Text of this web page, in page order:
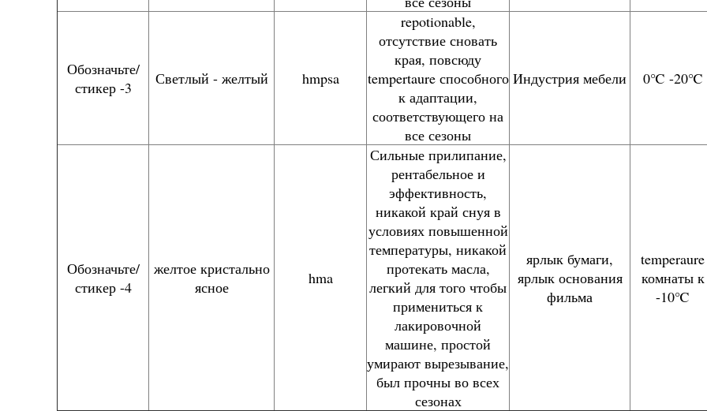
Обозначьте/
стикер -3
Светлый - желтый hmpsa
repotionable,
отсутствие сновать
края, повсюду
tempertaure способного
к адаптации,
соответствующего на
все сезоны
Индустрия мебели 0℃ -20℃
Обозначьте/
стикер -4
желтое кристально
ясное
hma
Сильные прилипание,
рентабельное и
эффективность,
никакой край снуя в
условиях повышенной
температуры, никакой
протекать масла,
легкий для того чтобы
примениться к
лакировочной
машине, простой
умирают вырезывание,
был прочны во всех
сезонах
ярлык бумаги,
ярлык основания
фильма
temperaure
комнаты к
-10℃